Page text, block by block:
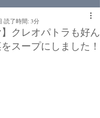
】クレオパトラも好ん
スープにしました！
読了時間: 3分